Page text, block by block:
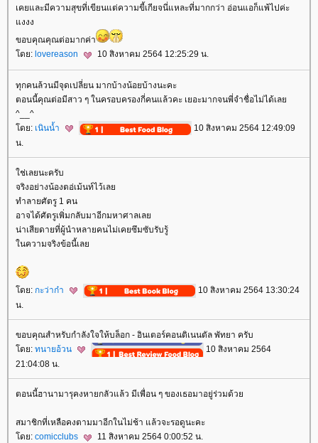
เคยและมีความสุขที่เขียนแต่ความขี้เกียจนี่แหละที่มากกว่า อ่อนแอก็แพ้ไปค่ะ
งงง
ขอบคุณคุณต่อมากค่า
ดย: lovereason 10 สิงหาคม 2564 12:25:29 น.
ทุกคนล้วนมีจุดเปลี่ยน มากบ้างน้อยบ้างนะคะ
ตอนนี้คุณต่อมีสาว ๆ ในครอบครองกี่คนแล้วคะ เยอะมากจนพี่จำชื่อไม่ได้เล
^__^
ดย: เนินน้ำ
10 สิงหาคม 2564 12:49:09
น.
ช่เลยนะครับ
จริงอย่างน้องตอ่เม้นท์ไว้เล
ทำลายศัตรู 1 คน
อาจได้ศัตรูเพิ่มกลับมาอีกมหาศาลเล
น่าเสียดายที่ผู้นำหลายคนไม่เคยซึมซับรับรู้
นความจริงข้อนี้เล
ดย: กะว่าก๋า
10 สิงหาคม 2564 13:30:24
น.
ขอบคุณสำหรับกำลังใจให้บล็อก - อินเตอร์คอนติเนนตัล พัทยา ครับ
ดย: ทนายอ้วน
10 สิงหาคม 2564
21:04:08 น.
ตอนนี้ฮานามารุคงหายกลัวแล้ว มีเพื่อน ๆ ของเธอมาอยู่ร่วมด้ว
สมาชิกที่เหลือคงตามมาอีกในไม่ช้า แล้วจะรอดูนะคะ
ดย: comicclubs 11 สิงหาคม 2564 0:00:52 น.